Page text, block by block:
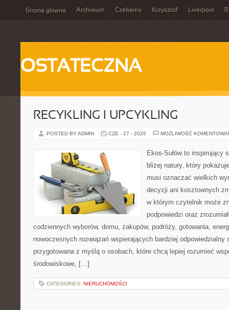
Strona główna Archiwum Czekamy Krzysztof Liverpool
OSTATECZNA
RECYKLING I UPCYKLING
POSTED BY ADMIN CZE - 27 - 2026 MOŻLIWOŚĆ
Ekos-Sułów to inspirujący
bliżej natury, który
musi oznaczać wielkich
decyzji ani kosztownych
w którym czytelnik może
podpowiedzi oraz
codziennych wyborów, domu, zakupów, podróży, gotowania,
nowoczesnych rozwiązań wspierających bardziej odpowiedzialny
przygotowana z myślą o osobach, które chcą lepiej rozumieć
środowiskowe, […]
CATEGORIES: NIERUCHOMOŚCI